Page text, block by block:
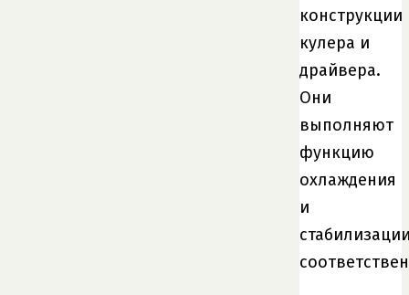
конструкции
кулера и
драйвера.
Они
выполняют
функцию
охлаждения
и